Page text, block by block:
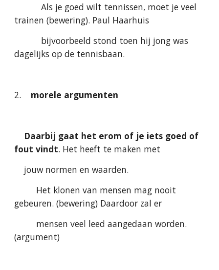
           Als je goed wilt tennissen, moet je veel
trainen (bewering). Paul Haarhuis
dagelijks op de tennisbaan.
2. morele argumenten
Daarbij gaat het erom of je iets goed of
fout vindt. Het heeft te maken met
    jouw normen en waarden.
gebeuren. (bewering) Daardoor zal er
(argument)